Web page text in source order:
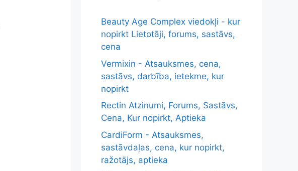
Beauty Age Complex viedokļi - kur
nopirkt Lietotāji, forums, sastāvs,
cena
Vermixin - Atsauksmes, cena,
sastāvs, darbība, ietekme, kur
nopirkt
Rectin Atzinumi, Forums, Sastāvs,
Cena, Kur nopirkt, Aptieka
CardiForm - Atsauksmes,
sastāvdaļas, cena, kur nopirkt,
ražotājs, aptieka